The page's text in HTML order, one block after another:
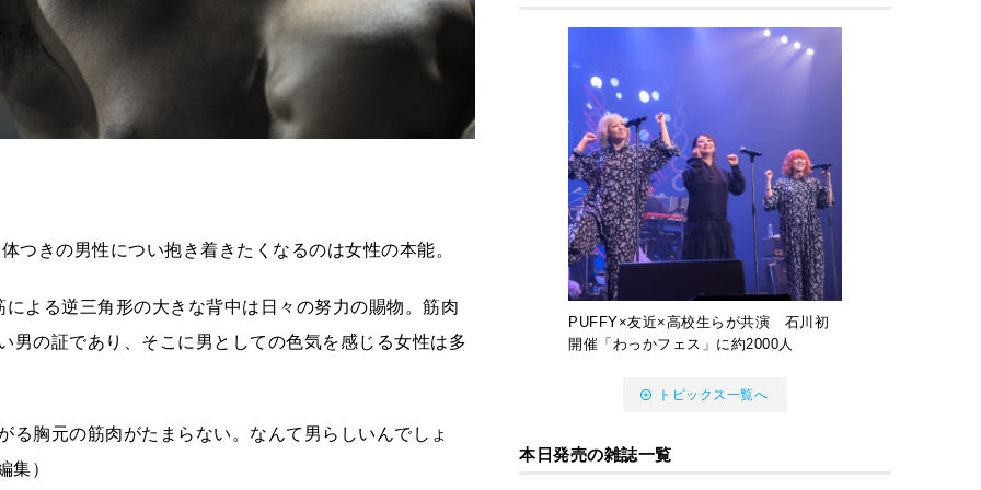
きの男性につい抱き着きたくなるのは女性の本能。
よる逆三角形の大きな背中は日々の努力の賜物。筋肉
男の証であり、そこに男としての色気を感じる女性は多
胸元の筋肉がたまらない。なんて男らしいんでしょ
集）
PUFFY×友近×高校生らが共演 石川初
開催「わっかフェス」に約2000人
トピックス一覧へ
本日発売の雑誌一覧